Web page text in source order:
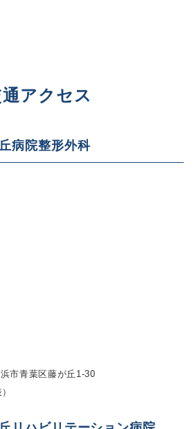
アクセス
病院整形外科
市青葉区藤が丘1-30